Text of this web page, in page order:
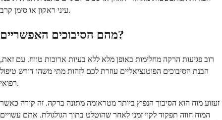
עיני ראקון או סימן קרב.
מהם הסיבוכים האפשריים?
רוב פגיעות הרקה מחלימות באופן מלא ללא בעיות ארוכות טווח. עם זאת,
הבנת הסיבוכים הפוטנציאליים עוזרת לכם לזהות מתי משהו דורש טיפול
רפואי.
זעזוע מוח הוא הסיבוך הנפוץ ביותר מטראומה מתונה ברקה. זה קורה כאשר
המוח חווה תפקוד לקוי זמני לאחר שהוטלט בתוך הגולגולת. אתם עשויים